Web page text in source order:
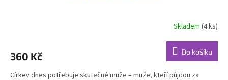
Skladem (4 ks)
360 Kč Do košíku
Církev dnes potřebuje skutečné muže – muže, kteří půjdou za